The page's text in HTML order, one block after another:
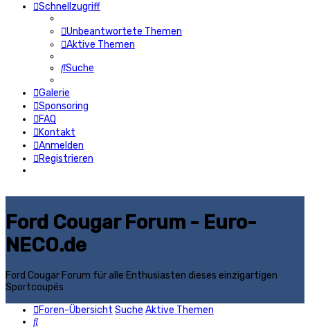
Schnellzugriff
Unbeantwortete Themen
Aktive Themen
Suche
Galerie
Sponsoring
FAQ
Kontakt
Anmelden
Registrieren
Ford Cougar Forum - Euro-
NECO.de
Ford Cougar Forum für alle Enthusiasten dieses einzigartigen
Sportcoupés
Foren-Übersicht Suche Aktive Themen
Suche